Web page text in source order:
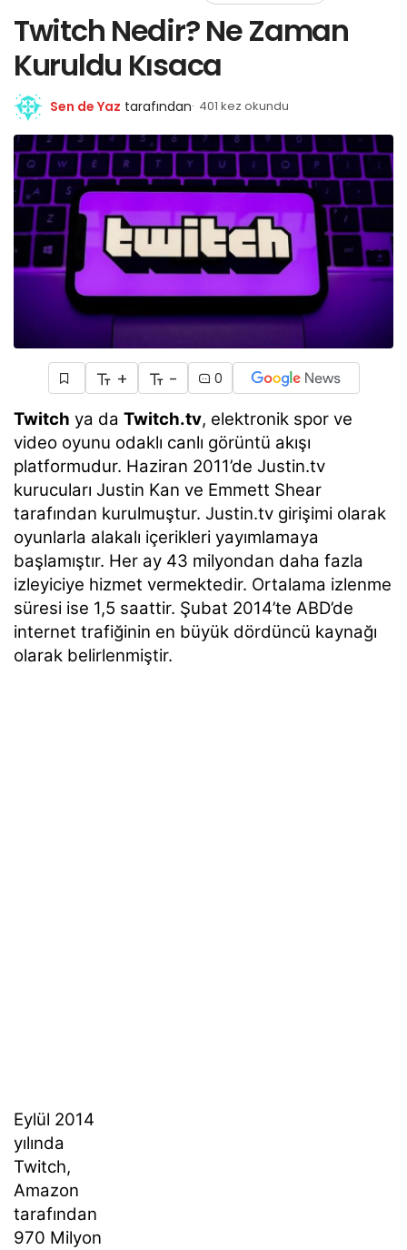
Twitch Nedir? Ne Zaman
Kuruldu Kısaca
Sen de Yaz tarafından 401 kez okundu
+ - 0
Twitch ya da Twitch.tv, elektronik spor ve
video oyunu odaklı canlı görüntü akışı
platformudur. Haziran 2011’de Justin.tv
kurucuları Justin Kan ve Emmett Shear
tarafından kurulmuştur. Justin.tv girişimi olarak
oyunlarla alakalı içerikleri yayımlamaya
başlamıştır. Her ay 43 milyondan daha fazla
izleyiciye hizmet vermektedir. Ortalama izlenme
süresi ise 1,5 saattir. Şubat 2014’te ABD’de
internet trafiğinin en büyük dördüncü kaynağı
olarak belirlenmiştir.
Eylül 2014
yılında
Twitch,
Amazon
tarafından
970 Milyon